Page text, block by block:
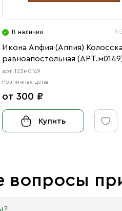
В наличии 1-
Икона Апфия (Аппия)
равноапостольная
арт. 123м0149
Розничная цена
от 300 ₽
Купить
вопросы